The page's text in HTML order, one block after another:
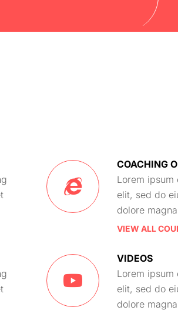
COACHING
Lorem
elit, sed do
dolore
VIEW ALL
VIDEOS
Lorem
elit, sed do
dolore